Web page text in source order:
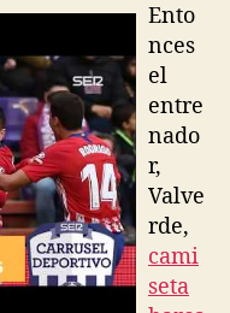
Ento
nces
el
entre
nado
r,
Valve
rde,
cami
seta